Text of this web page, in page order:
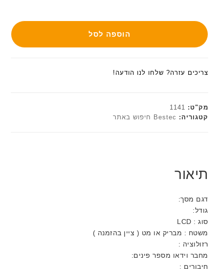
הוספה לסל
צריכים עזרה? שלחו לנו הודעה!
מק"ט: 1141
קטגוריה: Bestec חיפוש באתר
תיאור
דגם מסך:
גודל:
סוג : LCD
משטח : מבריק או מט ( ציין בהזמנה )
רזולוציה :
מחבר וידאו מספר פינים:
חיבורים :